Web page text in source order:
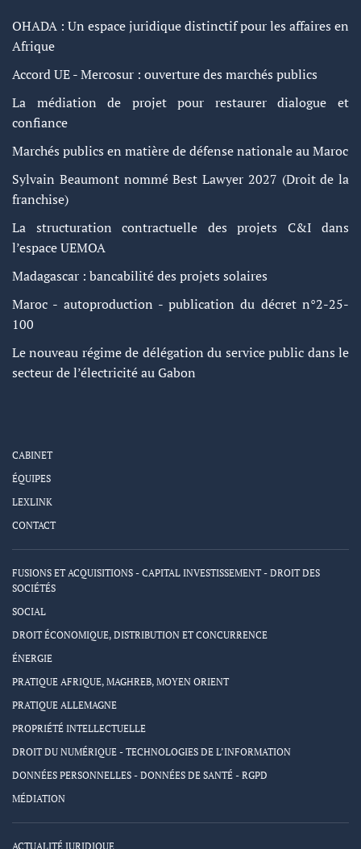
OHADA : Un espace juridique distinctif pour les affaires en
Afrique
Accord UE - Mercosur : ouverture des marchés publics
La médiation de projet pour restaurer dialogue et
confiance
Marchés publics en matière de défense nationale au Maroc
Sylvain Beaumont nommé Best Lawyer 2027 (Droit de la
franchise)
La structuration contractuelle des projets C&I dans
l’espace UEMOA
Madagascar : bancabilité des projets solaires
Maroc - autoproduction - publication du décret n°2-25-
100
Le nouveau régime de délégation du service public dans le
secteur de l’électricité au Gabon
CABINET
ÉQUIPES
LEXLINK
CONTACT
FUSIONS ET ACQUISITIONS - CAPITAL INVESTISSEMENT - DROIT DES
SOCIÉTÉS
SOCIAL
DROIT ÉCONOMIQUE, DISTRIBUTION ET CONCURRENCE
ÉNERGIE
PRATIQUE AFRIQUE, MAGHREB, MOYEN ORIENT
PRATIQUE ALLEMAGNE
PROPRIÉTÉ INTELLECTUELLE
DROIT DU NUMÉRIQUE - TECHNOLOGIES DE L’INFORMATION
DONNÉES PERSONNELLES - DONNÉES DE SANTÉ - RGPD
MÉDIATION
ACTUALITÉ JURIDIQUE